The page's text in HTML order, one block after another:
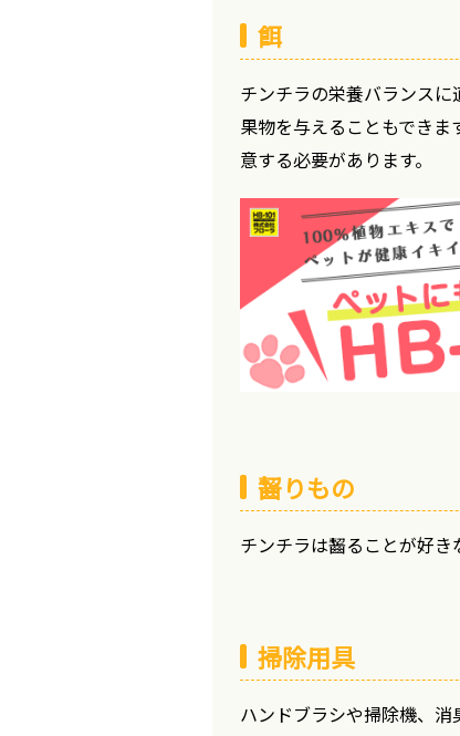
餌
チンチラの栄養バランス
果物を与えることもでき
意する必要があります。
齧りもの
チンチラは齧ることが好き
掃除用具
ハンドブラシや掃除機、消